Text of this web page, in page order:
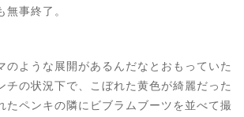
無事終了。
のような展開があるんだなとおもっていた
チの状況下で、こぼれた黄色が綺麗だった
たペンキの隣にビブラムブーツを並べて撮